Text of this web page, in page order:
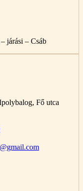
járási – Csáb
Fő utca